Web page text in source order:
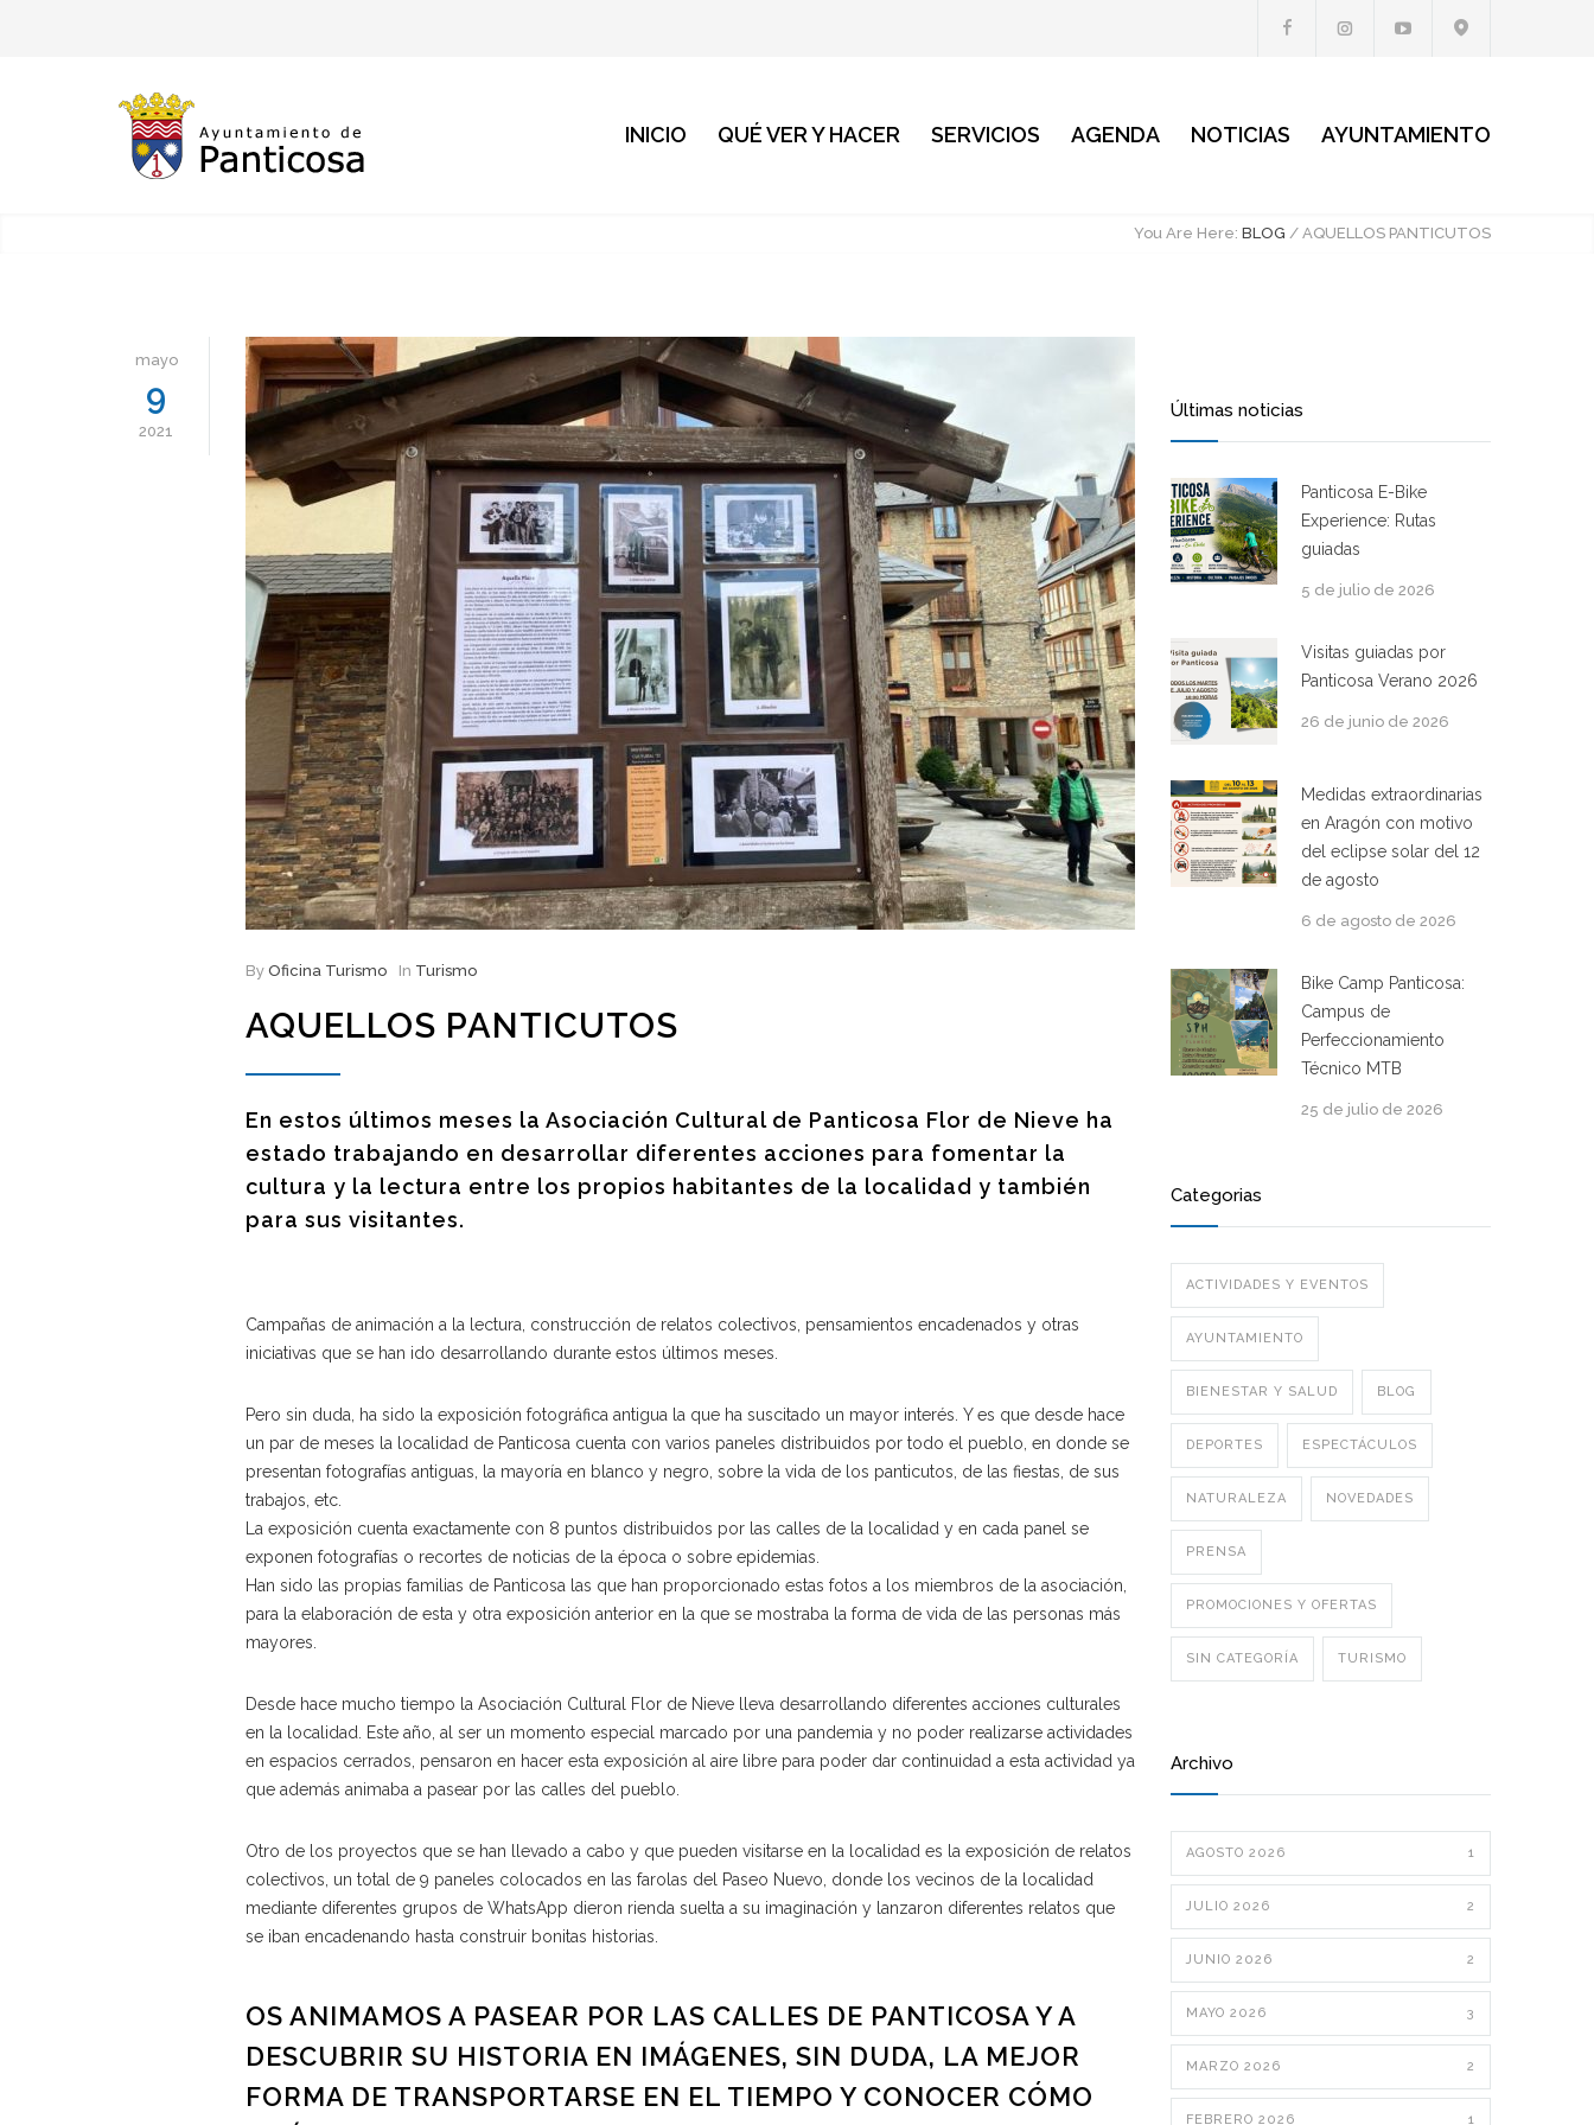
INICIO QUÉ VER Y HACER SERVICIOS AGENDA NOTICIAS AYUNTAMIENTO
You Are Here: BLOG / AQUELLOS PANTICUTOS
mayo
9
2021
By Oficina Turismo In Turismo
AQUELLOS PANTICUTOS
En estos últimos meses la Asociación Cultural de Panticosa Flor de Nieve ha
estado trabajando en desarrollar diferentes acciones para fomentar la
cultura y la lectura entre los propios habitantes de la localidad y también
para sus visitantes.
Campañas de animación a la lectura, construcción de relatos colectivos, pensamientos encadenados y otras
iniciativas que se han ido desarrollando durante estos últimos meses.
Pero sin duda, ha sido la exposición fotográfica antigua la que ha suscitado un mayor interés. Y es que desde hace
un par de meses la localidad de Panticosa cuenta con varios paneles distribuidos por todo el pueblo, en donde se
presentan fotografías antiguas, la mayoría en blanco y negro, sobre la vida de los panticutos, de las fiestas, de sus
trabajos, etc.
La exposición cuenta exactamente con 8 puntos distribuidos por las calles de la localidad y en cada panel se
exponen fotografías o recortes de noticias de la época o sobre epidemias.
Han sido las propias familias de Panticosa las que han proporcionado estas fotos a los miembros de la asociación,
para la elaboración de esta y otra exposición anterior en la que se mostraba la forma de vida de las personas más
mayores.
Desde hace mucho tiempo la Asociación Cultural Flor de Nieve lleva desarrollando diferentes acciones culturales
en la localidad. Este año, al ser un momento especial marcado por una pandemia y no poder realizarse actividades
en espacios cerrados, pensaron en hacer esta exposición al aire libre para poder dar continuidad a esta actividad ya
que además animaba a pasear por las calles del pueblo.
Otro de los proyectos que se han llevado a cabo y que pueden visitarse en la localidad es la exposición de relatos
colectivos, un total de 9 paneles colocados en las farolas del Paseo Nuevo, donde los vecinos de la localidad
mediante diferentes grupos de WhatsApp dieron rienda suelta a su imaginación y lanzaron diferentes relatos que
se iban encadenando hasta construir bonitas historias.
OS ANIMAMOS A PASEAR POR LAS CALLES DE PANTICOSA Y A
DESCUBRIR SU HISTORIA EN IMÁGENES, SIN DUDA, LA MEJOR
FORMA DE TRANSPORTARSE EN EL TIEMPO Y CONOCER CÓMO
Últimas noticias
Panticosa E-Bike
Experience: Rutas
guiadas
5 de julio de 2026
Visitas guiadas por
Panticosa Verano 2026
26 de junio de 2026
Medidas extraordinarias
en Aragón con motivo
del eclipse solar del 12
de agosto
6 de agosto de 2026
Bike Camp Panticosa:
Campus de
Perfeccionamiento
Técnico MTB
25 de julio de 2026
Categorias
ACTIVIDADES Y EVENTOS
AYUNTAMIENTO
BIENESTAR Y SALUD BLOG
DEPORTES ESPECTÁCULOS
NATURALEZA NOVEDADES
PRENSA
PROMOCIONES Y OFERTAS
SIN CATEGORÍA TURISMO
Archivo
AGOSTO 2026 1
JULIO 2026 2
JUNIO 2026 2
MAYO 2026 3
MARZO 2026 2
FEBRERO 2026 1